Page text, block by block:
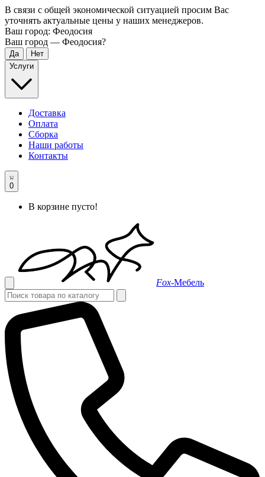
В связи с общей экономической ситуацией просим Вас
уточнять актуальные цены у наших менеджеров.
Ваш город: Феодосия
Ваш город — Феодосия?
Услуги
Доставка
Оплата
Сборка
Наши работы
Контакты
0
В корзине пусто!
Fox-Мебель